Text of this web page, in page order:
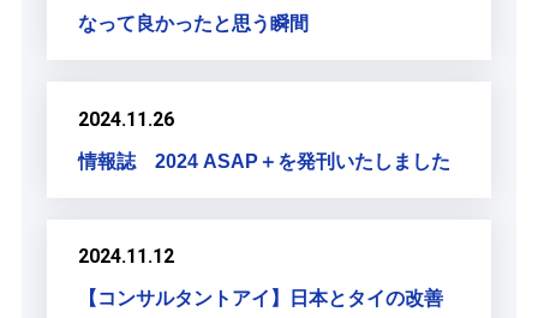
なって良かったと思う瞬間
2024.11.26
情報誌 2024 ASAP＋を発刊いたしました
2024.11.12
【コンサルタントアイ】日本とタイの改善